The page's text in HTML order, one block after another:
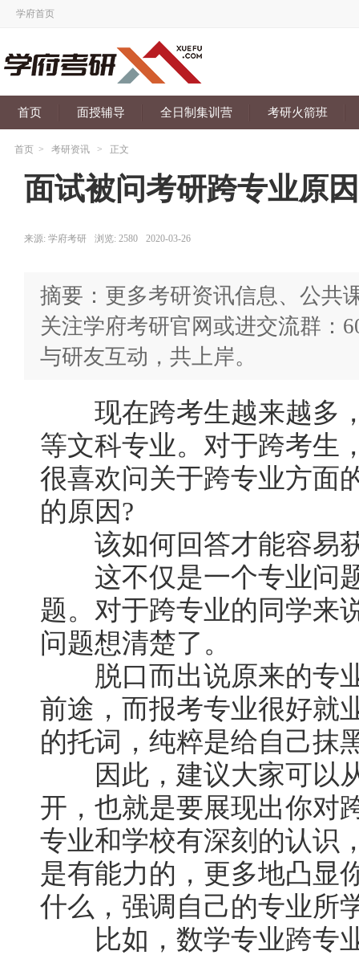
学府首页
首页 面授辅导 全日制集训营 考研火箭班
首页 > 考研资讯 > 正文
面试被问考研跨专业原
来源: 学府考研 浏览: 2580 2020-03-26
摘要：更多考研资讯信息、公共
关注学府考研官网或进交流群：
与研友互动，共上岸。
现在跨考生越来越多，
等文科专业。对于跨考生
很喜欢问关于跨专业方面
的原因?
该如何回答才能容易
这不仅是一个专业问题
题。对于跨专业的同学来
问题想清楚了。
脱口而出说原来的专业
前途，而报考专业很好就
的托词，纯粹是给自己抹
因此，建议大家可以从
开，也就是要展现出你对
专业和学校有深刻的认识
是有能力的，更多地凸显
什么，强调自己的专业所
比如，数学专业跨专业